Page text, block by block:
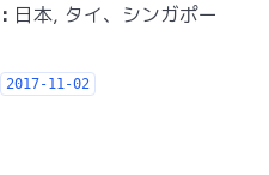
日本, タイ、シンガポー
2017-11-02